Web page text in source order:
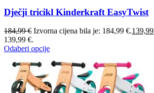
Dječji tricikl Kinderkraft EasyTwist
184,99€ Izvorna cijena bila je: 184,99 €.139,99
139,99 €.
Odaberi opcije